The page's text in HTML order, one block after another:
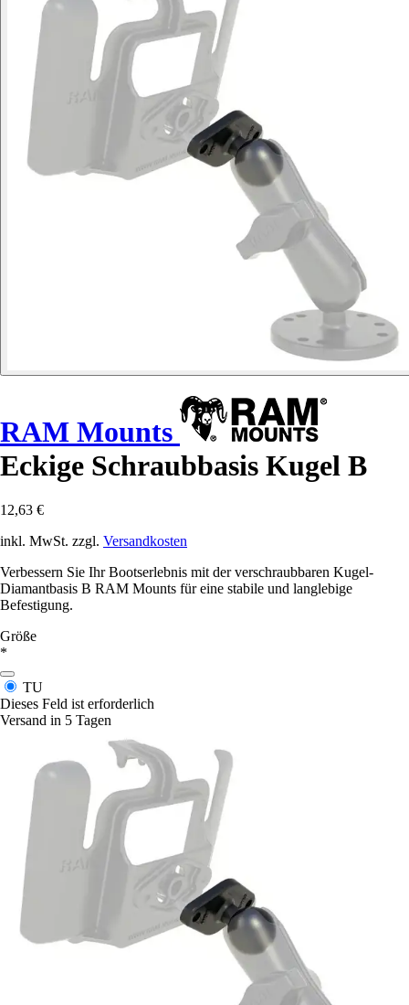
RAM Mounts
Eckige Schraubbasis Kugel B
12,63 €
inkl. MwSt. zzgl. Versandkosten
Verbessern Sie Ihr Bootserlebnis mit der verschraubbaren Kugel-
Diamantbasis B RAM Mounts für eine stabile und langlebige
Befestigung.
Größe
*
TU
Dieses Feld ist erforderlich
Versand in 5 Tagen